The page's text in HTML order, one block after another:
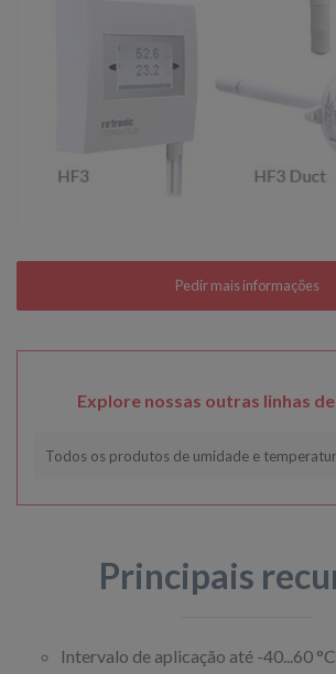
Explore nossas outras linhas
Todos os produtos de umidade e
Principais
Intervalo de aplicação até -40...60